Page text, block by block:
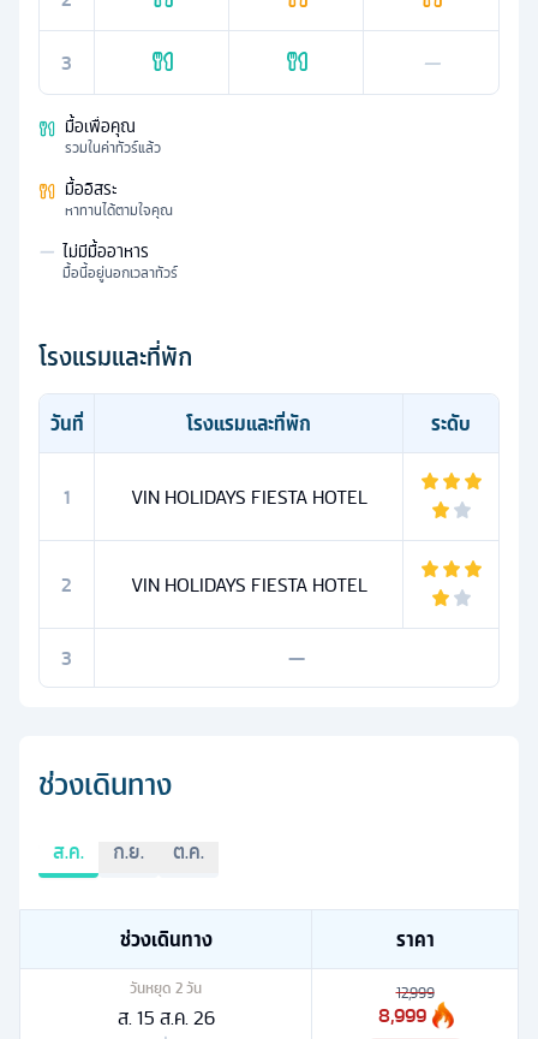
3 —
มื้อเพื่อคุณ
รวมในค่าทัวร์แล้ว
มื้ออิสระ
หาทานได้ตามใจคุณ
— ไม่มีมื้ออาหาร
มื้อนี้อยู่นอกเวลาทัวร์
โรงแรมและที่พัก
วันที่ โรงแรมและที่พัก ระดับ
1 VIN HOLIDAYS FIESTA HOTEL
2 VIN HOLIDAYS FIESTA HOTEL
3 —
ช่วงเดินทาง
ส.ค. ก.ย. ต.ค.
ช่วงเดินทาง ราคา
วันหยุด 2วัน
ส. 15 ส.ค. 26
12,999
8,999